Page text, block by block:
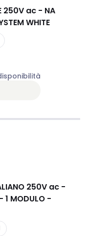
250V ac - NA
WHITE
250V ac -
1 MODULO -